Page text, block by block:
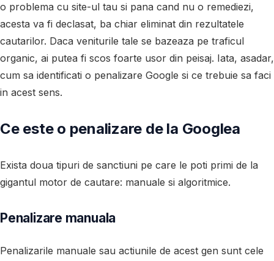
o problema cu site-ul tau si pana cand nu o remediezi,
acesta va fi declasat, ba chiar eliminat din rezultatele
cautarilor. Daca veniturile tale se bazeaza pe traficul
organic, ai putea fi scos foarte usor din peisaj. Iata, asadar,
cum sa identificati o penalizare Google si ce trebuie sa faci
in acest sens.
Ce este o penalizare de la Googlea
Exista doua tipuri de sanctiuni pe care le poti primi de la
gigantul motor de cautare: manuale si algoritmice.
Penalizare manuala
Penalizarile manuale sau actiunile de acest gen sunt cele